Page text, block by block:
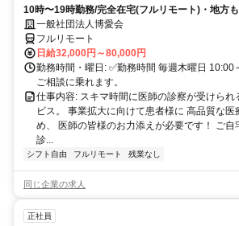
10時〜19時勤務/完全在宅(フルリモート)・地方
業務一般社団法人博愛会
フルリモート
日給32,000円～80,000円
勤務時間・曜日: ✅勤務時間 毎週木曜日
ご相談に乗れます。
仕事内容: スキマ時間に医師の診察が受けられ
ビス。 事業拡大に向けて患者様に 高品質な医
め、 医師の皆様のお力添えが必要です！ ご自
診...
シフト自由 フルリモート 残業なし
同じ企業の求人
正社員